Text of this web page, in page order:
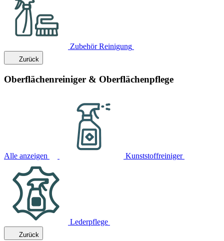
Zubehör Reinigung
Zurück
Oberflächenreiniger & Oberflächenpflege
Alle anzeigen Kunststoffreiniger
Lederpflege
Zurück